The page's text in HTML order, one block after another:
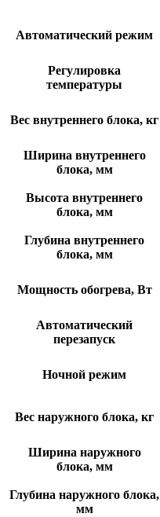
Автоматический режим
Регулировка
температуры
Вес внутреннего блока, кг
Ширина внутреннего
блока, мм
Высота внутреннего
блока, мм
Глубина внутреннего
блока, мм
Мощность обогрева, Вт
Автоматический
перезапуск
Ночной режим
Вес наружного блока, кг
Ширина наружного
блока, мм
Глубина наружного блока,
мм